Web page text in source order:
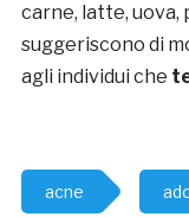
carne, latte, uova,
suggeriscono di
agli individui che
acne